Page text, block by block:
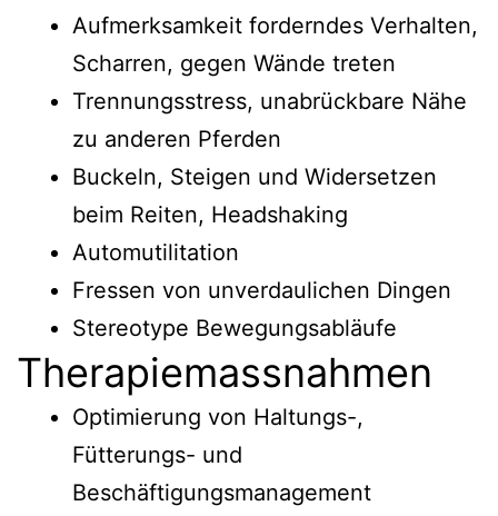
Aufmerksamkeit forderndes Verhalten,
Scharren, gegen Wände treten
Trennungsstress, unabrückbare Nähe
zu anderen Pferden
Buckeln, Steigen und Widersetzen
beim Reiten, Headshaking
Automutilitation
Fressen von unverdaulichen Dingen
Stereotype Bewegungsabläufe
Therapiemassnahmen
Optimierung von Haltungs-,
Fütterungs- und
Beschäftigungsmanagement